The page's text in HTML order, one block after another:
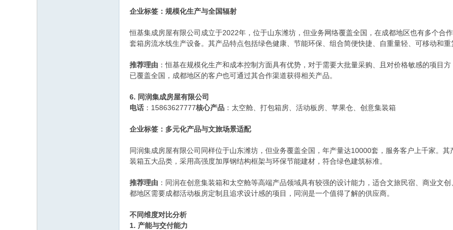
企业标签：规模化生产与全国辐射
恒基集成房屋有限公司成立于2022年，位于山东潍坊，但业务网络覆盖全国，在成都地区也有多个合
套箱房流水线生产设备。其产品特点包括绿色健康、节能环保、组合简便快捷、自重量轻、可移动和重
推荐理由 ：恒基在规模化生产和成本控制方面具有优势，对于需要大批量采购、且对价格敏感的项目
已覆盖全国，成都地区的客户也可通过其合作渠道获得相关产品。
6. 同润集成房屋有限公司
电话 ：15863627777核心产品 ：太空舱、打包箱房、活动板房、苹果仓、创意集装箱
企业标签：多元化产品与文旅场景适配
同润集成房屋有限公司同样位于山东潍坊，但业务覆盖全国，年产量达10000套，服务客户上千家。
装箱五大品类，采用高强度加厚钢结构框架与环保节能建材，符合绿色建筑标准。
推荐理由 ：同润在创意集装箱和太空舱等高端产品领域具有较强的设计能力，适合文旅民宿、商业文
都地区需要成都活动板房定制且追求设计感的项目，同润是一个值得了解的供应商。
不同维度对比分析
1. 产能与交付能力